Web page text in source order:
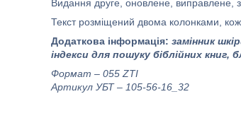
Видання друге, оновлене, виправлене,
Текст розміщений двома колонками,
Додаткова інформація: замінник
індекси для пошуку біблійних книг,
Формат – 055 ZТI
Артикул УБТ – 105-56-16_32